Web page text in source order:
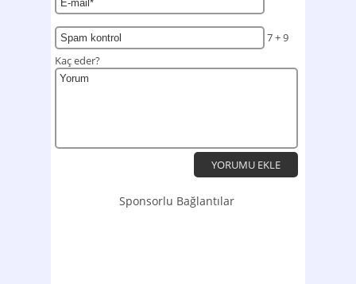
7 + 9
Kaç eder?
Sponsorlu Bağlantılar